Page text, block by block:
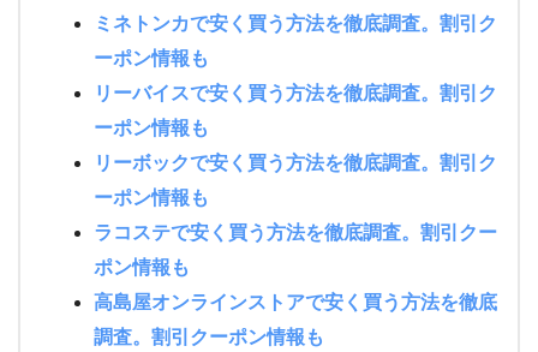
ミネトンカで安く買う方法を徹底調査。割引ク
ーポン情報も
リーバイスで安く買う方法を徹底調査。割引ク
ーポン情報も
リーボックで安く買う方法を徹底調査。割引ク
ーポン情報も
ラコステで安く買う方法を徹底調査。割引クー
ポン情報も
高島屋オンラインストアで安く買う方法を徹底
調査。割引クーポン情報も